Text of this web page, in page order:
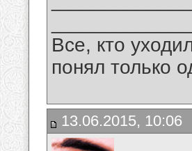
Все, кто
понял только
13.06.2015, 10:06